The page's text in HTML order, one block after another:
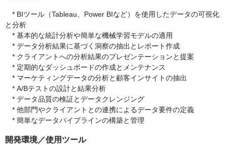
* BIツール（Tableau、Power BIなど）を使用したデータの可視化
と分析
* 基本的な統計分析や簡単な機械学習モデルの適用
* データ分析結果に基づく洞察の抽出とレポート作成
* クライアントへの分析結果のプレゼンテーションと提案
* 定期的なダッシュボードの作成とメンテナンス
* マーケティングデータの分析と顧客インサイトの抽出
* A/Bテストの設計と結果分析
* データ品質の検証とデータクレンジング
* 他部門やクライアントとの連携によるデータ要件の定義
* 簡単なデータパイプラインの構築と管理
開発環境／使用ツール